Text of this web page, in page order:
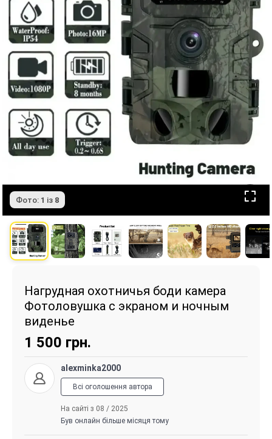
Фото: 1 із 8
Нагрудная охотничья боди камера
Фотоловушка с экраном и ночным
виденье
1 500 грн.
alexminka2000
Всі оголошення автора
На сайті з 08 / 2025
Був онлайн більше місяця тому